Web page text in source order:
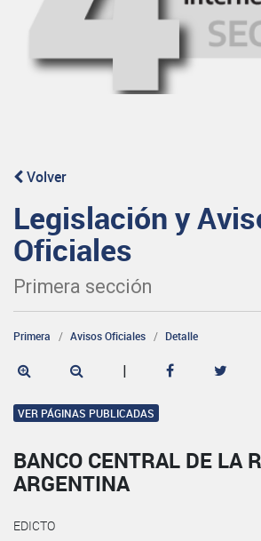
Volver
Legislación y
Oficiales
Primera sección
Primera Avisos Oficiales Detalle
|
VER PÁGINAS PUBLICADAS
BANCO CENTRAL DE LA
ARGENTINA
EDICTO